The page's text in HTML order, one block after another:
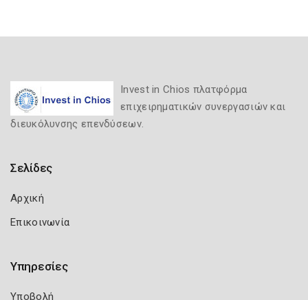
Invest in Chios πλατφόρμα
επιχειρηματικών συνεργασιών και
διευκόλυνσης επενδύσεων.
Σελίδες
Αρχική
Επικοινωνία
Υπηρεσίες
Υποβολή